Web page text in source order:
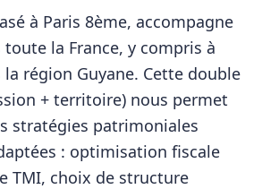
à Paris 8ème, accompagne
toute la France, y compris à
la région Guyane. Cette double
+ territoire) nous permet
stratégies patrimoniales
: optimisation fiscale
TMI, choix de structure